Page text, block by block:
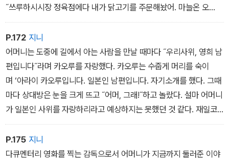
˝지금부터 32, 33년 전이면 아버지가 43, 44세?˝
˝당시 전망이라는 게, 재일조선인 운동이 제일 앙양하던 시기이기
도 하고. 문제가 다 잘 풀리는 쪽으로 보았으니까. 안일했지.......˝
아버지의 솔직함에 놀랐다. 내 질문에 진지하게 답해줘서 고마웠
다. 아버지, 그리고 활동가로서 금지했던 문장을 꺼낸 이유는나를 향
한 신뢰 때문이었을까. 아니면 딸에게 약해진 나머지 마치에 홀린 것
이었을까. 촬영을 하면서 아버지에게 죄송하고 또 고마웠다. 이걸
로 영화가 되겠다고 생각했다.
˝쓰루하시시장 정육점에다 내가 닭고기를 주문해놨어. 마늘온 오
늘 다 까놓고, 내일 아침 일찍부터 고아야지, 점심에 먹을 수있게 준비
하면 되겠지?˝ 깜짝 놀란 나는 일본인이어도 괜찮냐고,
다시 한번 다짐을 받듯이 물었다.
●사실 그런 건 상관없어, 좋아하는 사람이랑 맺어지면 되잖아 어머
니가 말했다.
˝뭐예요. 그거. 그럼 좀 더 진작 말해주지. 예전이랑 말이 다른
˝나는 울면서 웃었다.
˝아버지가 살아 계셨으면 뭐 한마디 하셨을지도 모르지만, 사물이 인
성이 중요하니까. 어떤 사람인지 만나보자. 돈이야 벌면 되지만 성격
은 바뀌는 게 아니야.˝ 어머니는 기뻐 보였다. 당신이 이
P.172 지니
어머니는 도중에 길에서 아는 사람을 만날 때마다 ˝우리사위, 영희 남
편입니다˝라며 카오루를 자랑했다. 카오루는 수줍게 머리를 숙이
며 ‘아라이 카오루입니다. 일본인 남편입니다. 자기소개를 했다. 그때
마다 상대방은 눈을 크게 뜨고 ˝어머, 그래!˝하고 놀랐다. 설마 어머니
가 일본인 사위를 자랑하리라고 예상하지는 못했던 것 같다. 재일코
리안인 이웃은 ˝이제 시대가 달라졌는데, 본인만 좋으면 됐지˝라고 했
고, 일본인인 이웃은 ˝잘 모르겠지만 잘됐다˝라고 했다. 나는 마음속
으로 ‘아직 혼인신고도 안 했지만, 뭐 어때‘ 생각하면서 두 사람을 카
P.175 지니
다큐멘터리 영화를 찍는 감독으로서 어머니가 지금까지 둘러준 이야